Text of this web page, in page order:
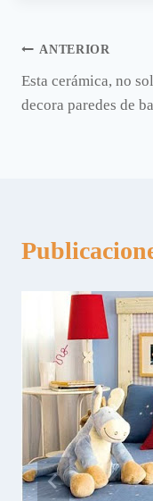
Navegación
de
ANTERIOR
Esta cerámica, no
decora paredes de